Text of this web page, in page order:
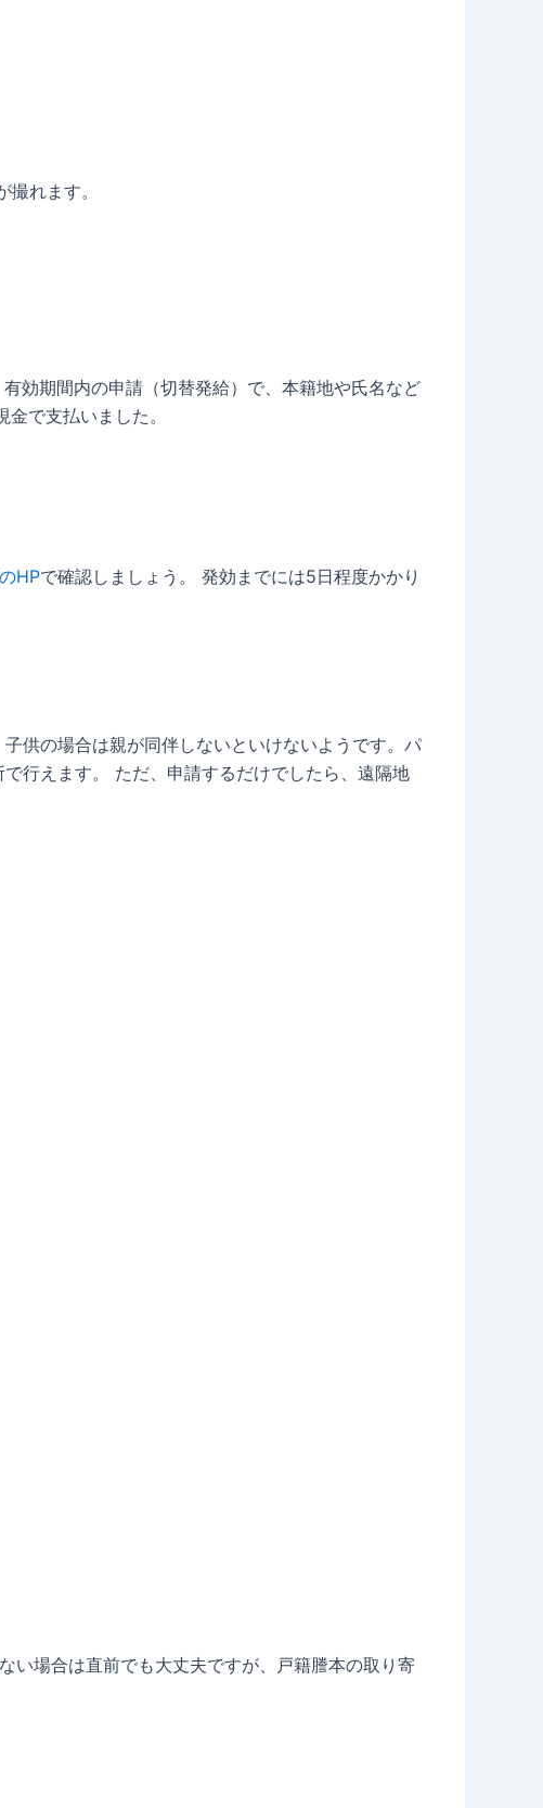
れます。
効期間内の申請（切替発給）で、本籍地や氏名など
で支払いました。
HPで確認しましょう。 発効までには5日程度かかり
供の場合は親が同伴しないといけないようです。パ
行えます。 ただ、申請するだけでしたら、遠隔地
い場合は直前でも大丈夫ですが、戸籍謄本の取り寄